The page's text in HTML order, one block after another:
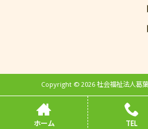
Copyright © 2026 社会福祉法人葛
ホーム TEL